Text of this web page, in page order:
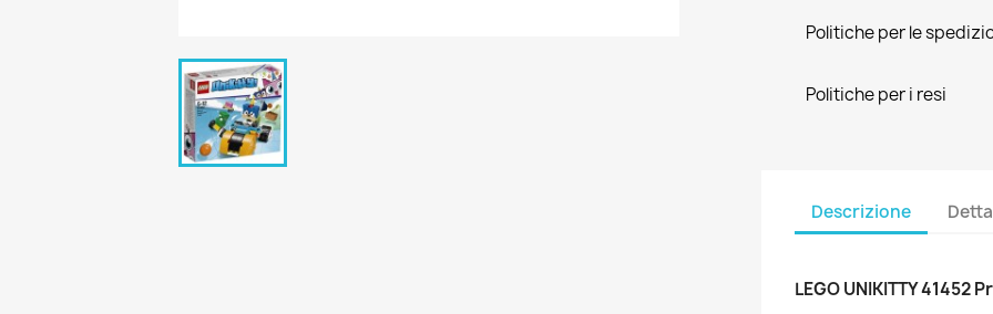
Politiche per le
Politiche per i resi
Descrizione
LEGO UNIKITTY 41452